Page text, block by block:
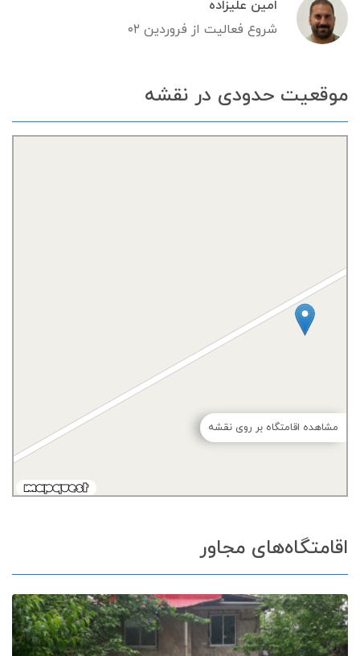
امین علیزاده
شروع فعالیت از فروردین ۰۲
موقعیت حدودی در نقشه
مشاهده اقامتگاه بر روی نقشه
اقامتگاه‌های مجاور